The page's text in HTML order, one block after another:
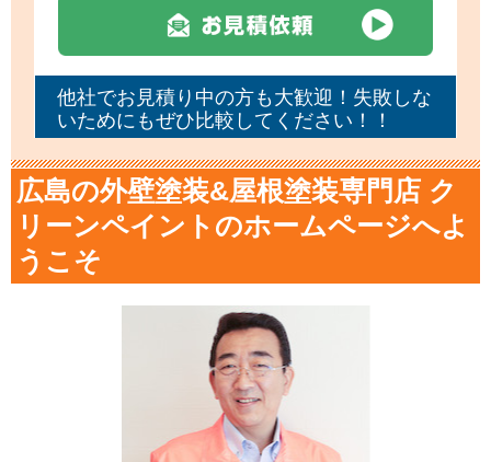
他社でお見積り中の方も大歓迎！失敗しな
いためにもぜひ比較してください！！
広島の外壁塗装&屋根塗装専門店 ク
リーンペイントのホームページへよ
うこそ